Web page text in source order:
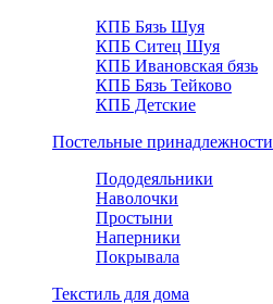
КПБ Бязь Шуя
КПБ Ситец Шуя
КПБ Ивановская бязь
КПБ Бязь Тейково
КПБ Детские
Постельные принадлежности
Пододеяльники
Наволочки
Простыни
Наперники
Покрывала
Текстиль для дома